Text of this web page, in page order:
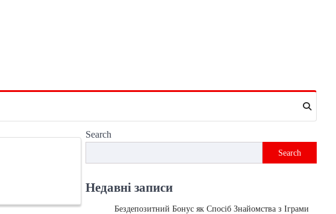
Search
Search
Недавні записи
Бездепозитний Бонус як Спосіб Знайомства з Іграми